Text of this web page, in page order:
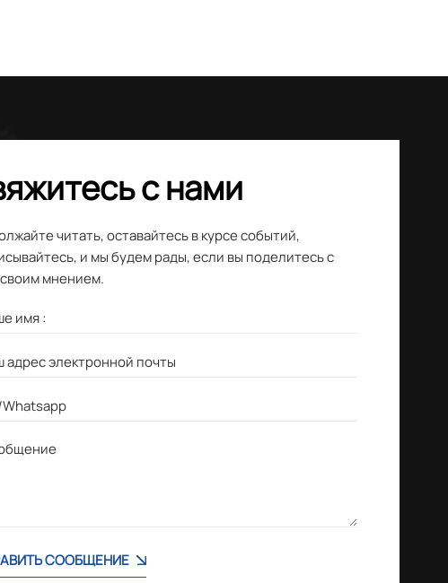
с нами
читать, оставайтесь в курсе событий,
и мы будем рады, если вы поделитесь с
мнением.
СООБЩЕНИЕ